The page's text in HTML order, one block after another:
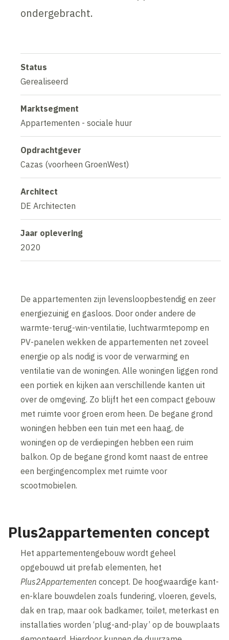
ondergebracht.
Status
Gerealiseerd
Marktsegment
Appartementen - sociale huur
Opdrachtgever
Cazas (voorheen GroenWest)
Architect
DE Architecten
Jaar oplevering
2020
De appartementen zijn levensloopbestendig en zeer
energiezuinig en gasloos. Door onder andere de
warmte-terug-win-ventilatie, luchtwarmtepomp en
PV-panelen wekken de appartementen net zoveel
energie op als nodig is voor de verwarming en
ventilatie van de woningen. Alle woningen liggen rond
een portiek en kijken aan verschillende kanten uit
over de omgeving. Zo blijft het een compact gebouw
met ruimte voor groen erom heen. De begane grond
woningen hebben een tuin met een haag, de
woningen op de verdiepingen hebben een ruim
balkon. Op de begane grond komt naast de entree
een bergingencomplex met ruimte voor
scootmobielen.
Plus2appartementen concept
Het appartementengebouw wordt geheel
opgebouwd uit prefab elementen, het
Plus2Appartementen concept. De hoogwaardige kant-
en-klare bouwdelen zoals fundering, vloeren, gevels,
dak en trap, maar ook badkamer, toilet, meterkast en
installaties worden ‘plug-and-play’ op de bouwplaats